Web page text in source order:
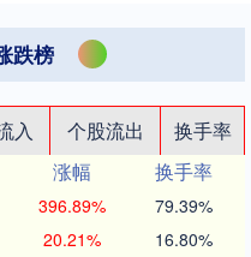
跌榜
入 个股流出
换手率
涨幅
换手率
396.89% 79.39%
20.21% 16.80%